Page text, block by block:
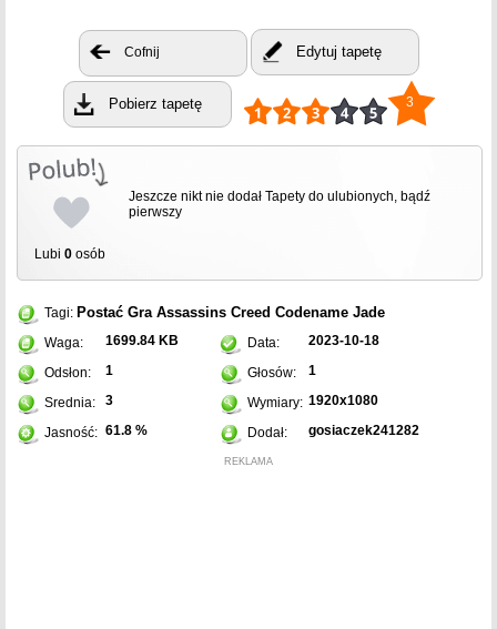
Cofnij Edytuj tapetę
Pobierz tapetę 3
Lubi 0 osób
Jeszcze nikt nie dodał Tapety do ulubionych, bądź
pierwszy
Tagi: Postać Gra Assassins Creed Codename Jade
Waga: 1699.84 KB Data: 2023-10-18
Odsłon: 1 Głosów: 1
Srednia: 3 Wymiary: 1920x1080
Jasność: 61.8 % Dodał: gosiaczek241282
REKLAMA